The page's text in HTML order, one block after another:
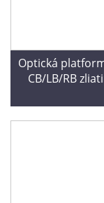
Optická
CB/LB/RB